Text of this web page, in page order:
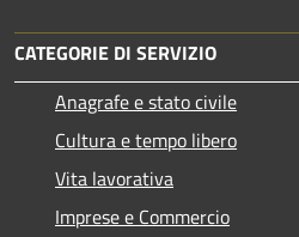
CATEGORIE DI SERVIZIO
Anagrafe e stato civile
Cultura e tempo libero
Vita lavorativa
Imprese e Commercio